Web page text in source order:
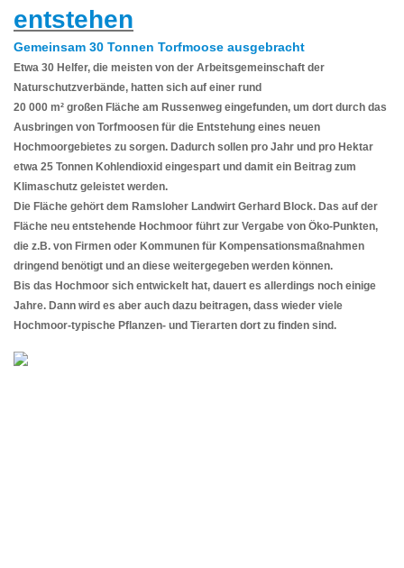
entstehen
Gemeinsam 30 Tonnen Torfmoose ausgebracht
Etwa 30 Helfer, die meisten von der Arbeitsgemeinschaft der
Naturschutzverbände, hatten sich auf einer rund
20 000 m² großen Fläche am Russenweg eingefunden, um dort durch das
Ausbringen von Torfmoosen für die Entstehung eines neuen
Hochmoorgebietes zu sorgen. Dadurch sollen pro Jahr und pro Hektar
etwa 25 Tonnen Kohlendioxid eingespart und damit ein Beitrag zum
Klimaschutz geleistet werden.
Die Fläche gehört dem Ramsloher Landwirt Gerhard Block. Das auf der
Fläche neu entstehende Hochmoor führt zur Vergabe von Öko-Punkten,
die z.B. von Firmen oder Kommunen für Kompensationsmaßnahmen
dringend benötigt und an diese weitergegeben werden können.
Bis das Hochmoor sich entwickelt hat, dauert es allerdings noch einige
Jahre. Dann wird es aber auch dazu beitragen, dass wieder viele
Hochmoor-typische Pflanzen- und Tierarten dort zu finden sind.